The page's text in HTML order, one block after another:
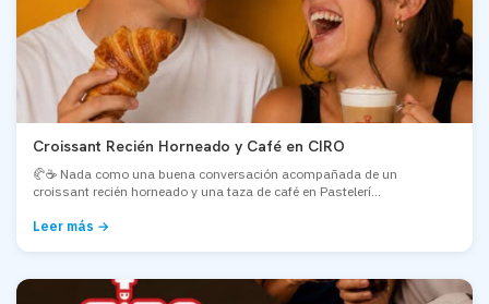
Croissant Recién Horneado y Café en CIRO
🥐☕ Nada como una buena conversación acompañada de un
croissant recién horneado y una taza de café en Pastelerí...
Leer más →